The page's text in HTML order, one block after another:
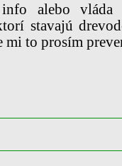
alebo vláda
stavajú
mi to prosím